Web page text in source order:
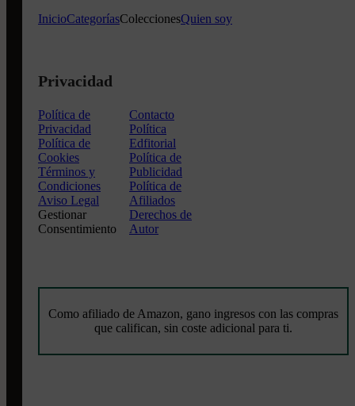
InicioCategoríasColeccionesQuien soy
Privacidad
Política de
Privacidad
Política de
Cookies
Términos y
Condiciones
Aviso Legal
Gestionar
Consentimiento
Contacto
Política
Edfitorial
Política de
Publicidad
Política de
Afiliados
Derechos de
Autor
Como afiliado de Amazon, gano ingresos con las compras
que califican, sin coste adicional para ti.